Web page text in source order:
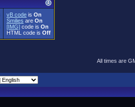
vB code is On
Smilies are On
[IMG] code is On
HTML code is Off
All times are